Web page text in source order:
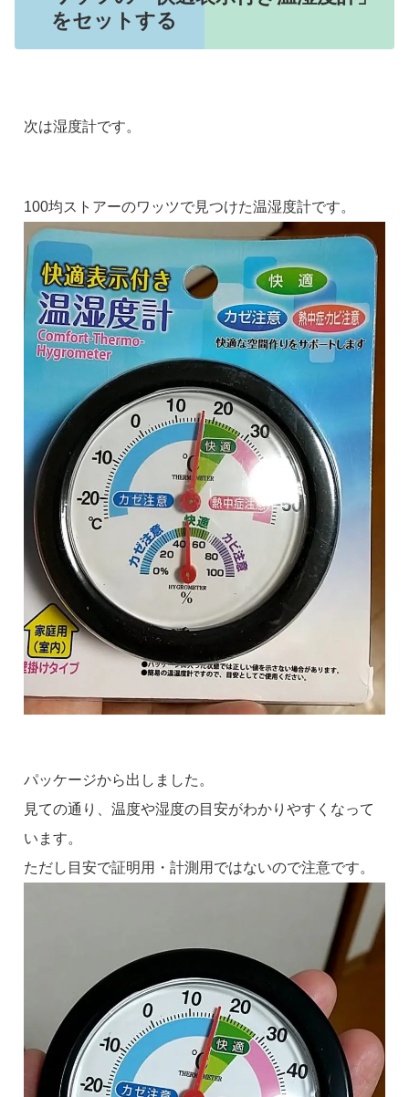
をセットする
次は湿度計です。
100均ストアーのワッツで見つけた温湿度計です。
パッケージから出しました。
見ての通り、温度や湿度の目安がわかりやすくなって
います。
ただし目安で証明用・計測用ではないので注意です。